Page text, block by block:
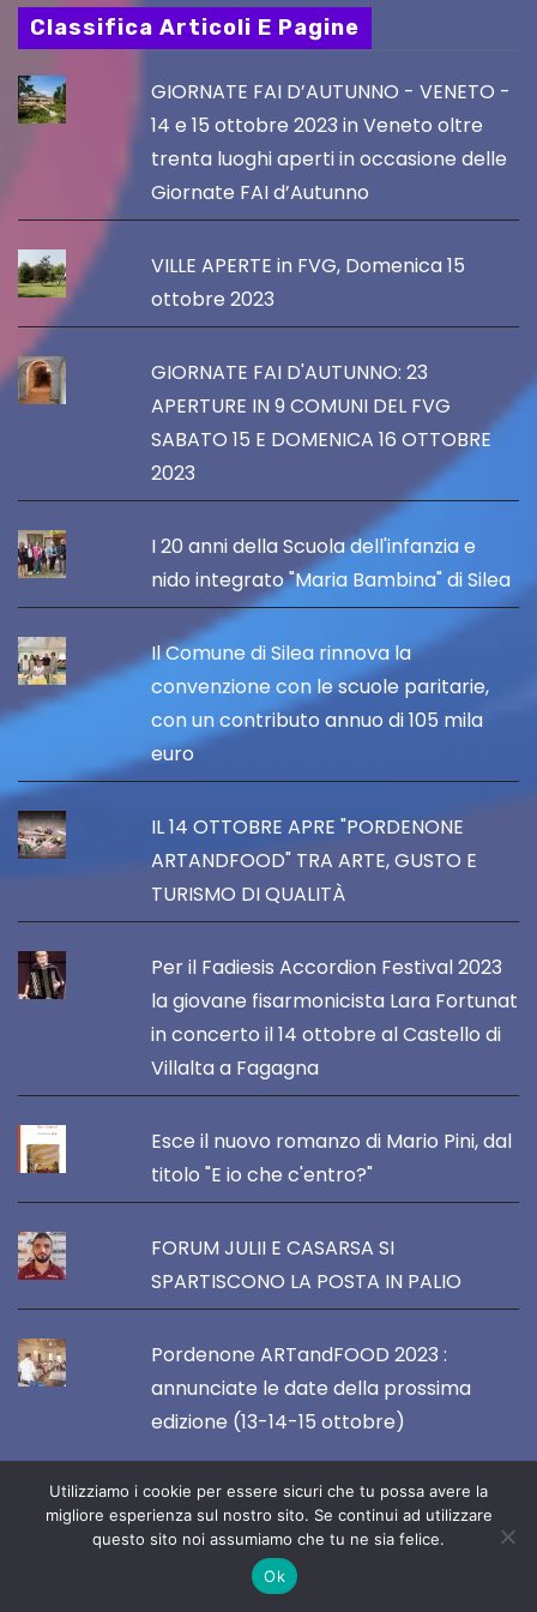
Classifica Articoli E Pagine
GIORNATE FAI D’AUTUNNO - VENETO -
14 e 15 ottobre 2023 in Veneto oltre
trenta luoghi aperti in occasione delle
Giornate FAI d’Autunno
VILLE APERTE in FVG, Domenica 15
ottobre 2023
GIORNATE FAI D'AUTUNNO: 23
APERTURE IN 9 COMUNI DEL FVG
SABATO 15 E DOMENICA 16 OTTOBRE
2023
I 20 anni della Scuola dell'infanzia e
nido integrato "Maria Bambina" di Silea
Il Comune di Silea rinnova la
convenzione con le scuole paritarie,
con un contributo annuo di 105 mila
euro
IL 14 OTTOBRE APRE "PORDENONE
ARTANDFOOD" TRA ARTE, GUSTO E
TURISMO DI QUALITÀ
Per il Fadiesis Accordion Festival 2023
la giovane fisarmonicista Lara Fortunat
in concerto il 14 ottobre al Castello di
Villalta a Fagagna
Esce il nuovo romanzo di Mario Pini, dal
titolo "E io che c'entro?"
FORUM JULII E CASARSA SI
SPARTISCONO LA POSTA IN PALIO
Pordenone ARTandFOOD 2023 :
annunciate le date della prossima
edizione (13-14-15 ottobre)
VOCE DEL NORDEST
Utilizziamo i cookie per essere sicuri che tu possa avere la
migliore esperienza sul nostro sito. Se continui ad utilizzare
questo sito noi assumiamo che tu ne sia felice.
Ok